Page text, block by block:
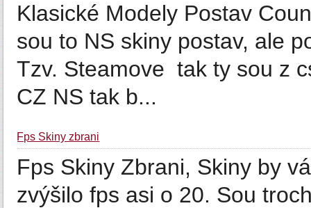
Klasické Modely Postav
sou to NS skiny postav, ale
Tzv. Steamove tak ty sou z
CZ NS tak b...
Fps Skiny zbrani
Fps Skiny Zbrani, Skiny by
zvýšilo fps asi o 20. Sou